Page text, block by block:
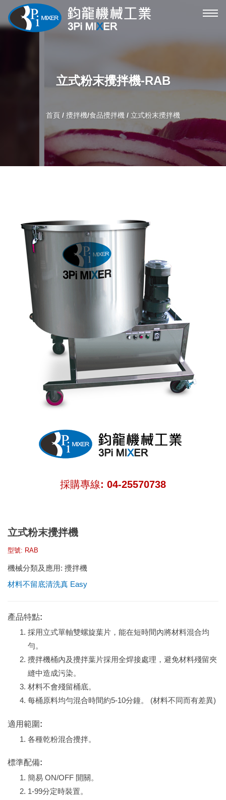
攪
立式粉末攪拌機-RAB
首頁 / 攪拌機/食品攪拌機 / 立式粉末攪拌機
採購專線: 04-25570738
立式粉末攪拌機
型號: RAB
機械分類及應用: 攪拌機
材料不留底清洗真 Easy
產品特點:
採用立式單軸雙螺旋葉片，能在短時間內將材料混合均
勻。
攪拌機桶內及攪拌葉片採用全焊接處理，避免材料殘留夾
縫中造成污染。
材料不會殘留桶底。
每桶原料均勻混合時間約5-10分鐘。 (材料不同而有差異)
適用範圍:
各種乾粉混合攪拌。
標準配備:
簡易 ON/OFF 開關。
1-99分定時裝置。